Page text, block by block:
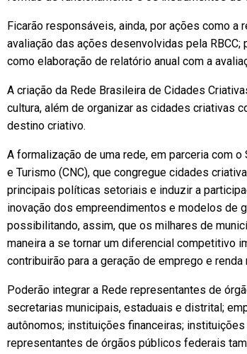
Ficarão responsáveis, ainda, por ações como
avaliação das ações desenvolvidas pela
como elaboração de relatório anual com a
A criação da Rede Brasileira de Cidades
cultura, além de organizar as cidades criativas
destino criativo.
A formalização de uma rede, em parceria com
e Turismo (CNC), que congregue cidades
principais políticas setoriais e induzir a
inovação dos empreendimentos e modelos de
possibilitando, assim, que os milhares de
maneira a se tornar um diferencial competitivo
contribuirão para a geração de emprego e renda
Poderão integrar a Rede representantes de
secretarias municipais, estaduais e distrital;
autônomos; instituições financeiras;
representantes de órgãos públicos federais